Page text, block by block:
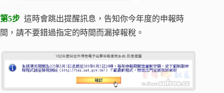
第5步 這時會跳出提醒訊息，告知你今年度的申報時
間，請不要錯過指定的時間而漏掉報稅。